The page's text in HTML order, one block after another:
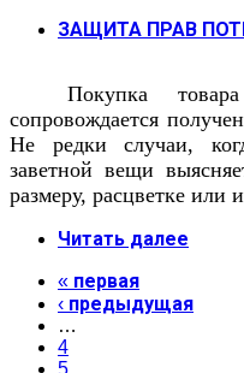
ЗАЩИТА ПРАВ
Покупка
сопровождается
Не редки случаи,
заветной вещи
размеру, расцветке или
Читать далее
« первая
‹ предыдущая
…
4